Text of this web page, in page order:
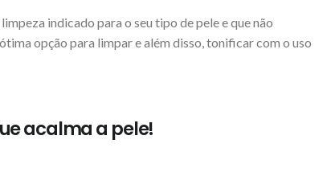
indicado para o seu tipo de pele e que não
opção para limpar e além disso, tonificar com o uso
acalma a pele!